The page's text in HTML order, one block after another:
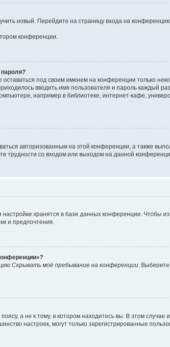
новый. Перейдите на страницу входа на
конференции.
оставаться под своим именем на конференции только
вводить имя пользователя и пароль каждый
например в библиотеке, интернет-кафе,
авторизованным на этой конференции, а также
трудности со входом или выходом на данной
хранятся в базе данных конференции. Чтобы
и предпочтения.
Скрывать моё пребывание на конференции.
а не к тому, в котором находитесь вы. В этом
настроек, могут только зарегистрированные